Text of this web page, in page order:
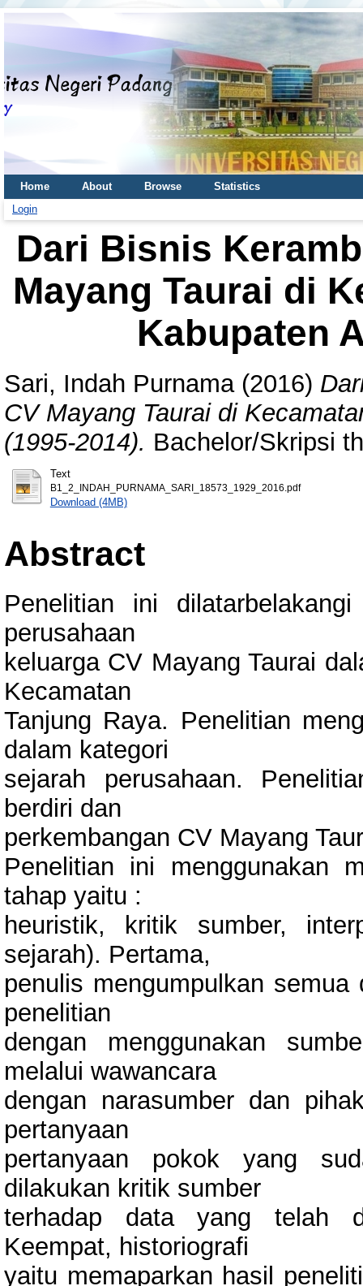
Home About Browse
Statistics
Login
Dari Bisnis
Mayang Taurai di
Kabupaten
Sari, Indah Purnama(2016)
CV Mayang Taurai di
(1995-2014). Bachelor/Skripsi
Text
B1_2_INDAH_PURNAMA_SARI_18573_1929_2016.pdf
Download (4MB)
Abstract
Penelitian ini
perusahaan
keluarga CV Mayang Taurai
Kecamatan
Tanjung Raya. Penelitian
dalam kategori
sejarah perusahaan.
berdiri dan
perkembangan CV Mayang
Penelitian ini menggunakan
tahap yaitu :
heuristik, kritik sumber,
sejarah). Pertama,
penulis mengumpulkan
penelitian
dengan menggunakan
melalui wawancara
dengan narasumber dan
pertanyaan
pertanyaan pokok yang
dilakukan kritik sumber
terhadap data yang telah
Keempat, historiografi
yaitu memaparkan hasil